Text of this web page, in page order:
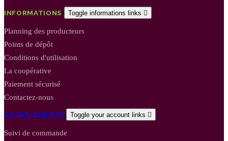
INFORMATIONS Toggle informations links 
Planning des producteurs
Points de dépôt
Conditions d'utilisation
La coopérative
Paiement sécurisé
Contactez-nous
VOTRE COMPTE Toggle your account links 
Suivi de commande